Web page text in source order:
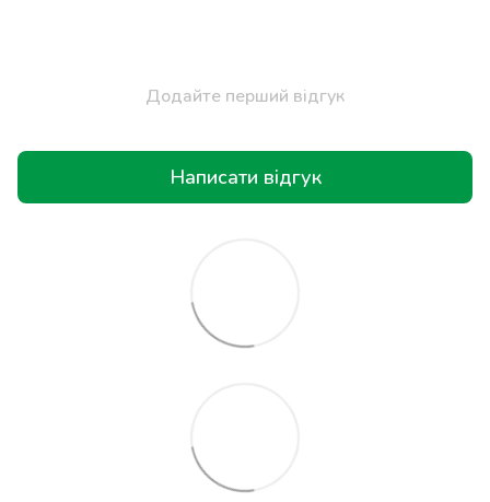
Додайте перший відгук
Написати відгук